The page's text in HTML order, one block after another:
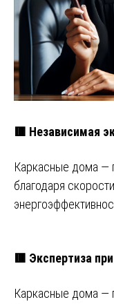
🟥 Независимая
Каркасные дома —
благодаря
🟥 Экспертиза
Каркасные дома —